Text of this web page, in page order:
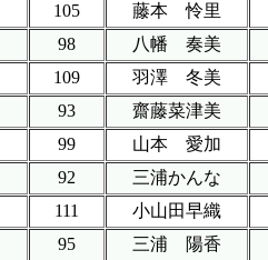
105
藤本 怜里
98
八幡 奏美
109
羽澤 冬美
93
齋藤菜津美
99
山本 愛加
92
三浦かんな
111
小山田早織
95
三浦 陽香